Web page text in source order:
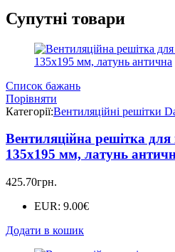
Супутні товари
Список бажань
Порівняти
Категорії:Вентиляційні решітки
Вентиляційна решітка
135х195 мм, латунь
425.70грн.
EUR: 9.00€
Додати в кошик